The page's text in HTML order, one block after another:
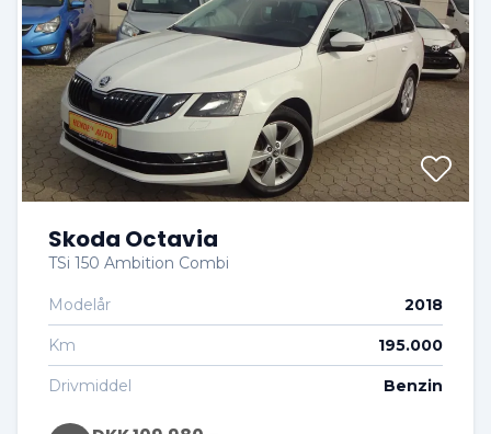
Skoda Octavia
TSi 150 Ambition Combi
Modelår 2018
Km 195.000
Drivmiddel Benzin